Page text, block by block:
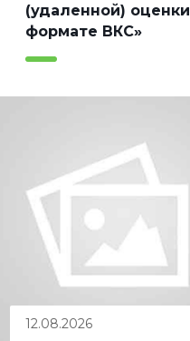
(удаленной)
формате ВКС»
12.08.2026